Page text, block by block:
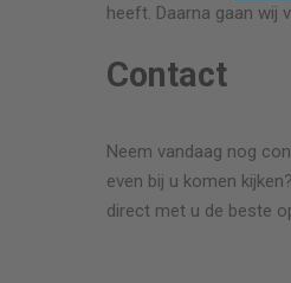
heeft. Daarna gaan wij
Contact
Neem vandaag nog
even bij u komen
direct met u de beste
op telefoontjes,
gaf duidelijk
binnen 2 weken